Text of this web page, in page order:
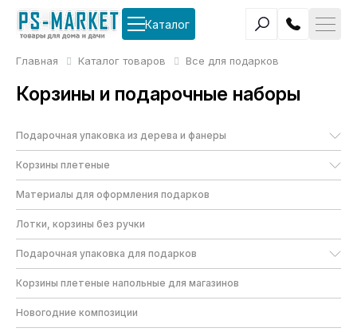
Каталог
Главная Каталог товаров Все для подарков
Корзины и подарочные наборы
Подарочная упаковка из дерева и фанеры
Корзины плетеные
Материалы для оформления подарков
Лотки, корзины без ручки
Подарочная упаковка для подарков
Корзины плетеные напольные для магазинов
Новогодние композиции